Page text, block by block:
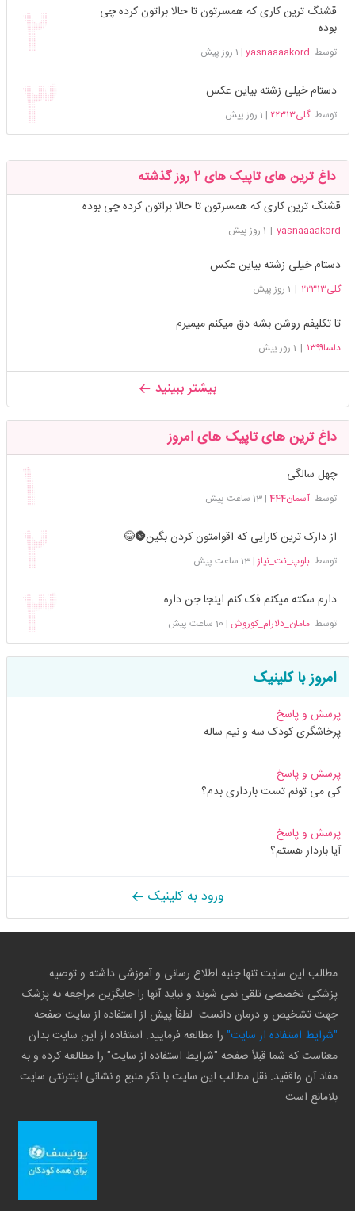
قشنگ ترین کاری که همسرتون تا حالا براتون کرده چی
بوده
توسط yasnaaaakord
| 1 روز پیش
دستام خیلی زشته بیاین عکس
توسطگلی۲۲۳۱۳ | 1 روز پیش
داغ ترین های تاپیک های 2 روز گذشته
قشنگ ترین کاری که همسرتون تا حالا براتون کرده چی بوده
yasnaaaakord
| 1 روز پیش
دستام خیلی زشته بیاین عکس
گلی۲۲۳۱۳ | 1 روز پیش
تا تکلیفم روشن بشه دق میکنم میمیرم
دلسا۱۳۹۹ | 1 روز پیش
بیشتر ببینید
داغ ترین های تاپیک های امروز
چهل سالگی
توسطآسمان444 |13 ساعت پیش
از دارک ترین کارایی که اقوامتون کردن بگین🌚😂
توسطبلوپ_نت_نیاز |13 ساعت پیش
دارم سکته میکنم فک کنم اینجا جن داره
توسطمامان_دلارام_کوروش | 10 ساعت پیش
امروز با کلینیک
پرسش و پاسخ
پرخاشگری کودک سه و نیم ساله
پرسش و پاسخ
کی می تونم تست بارداری بدم؟
پرسش و پاسخ
آیا باردار هستم؟
ورود به کلینیک
مطالب این سایت تنها جنبه اطلاع رسانی و آموزشی داشته و توصیه
پزشکی تخصصی تلقی نمی شوند و نباید آنها را جایگزین مراجعه به پزشک
جهت تشخیص و درمان دانست. لطفاً پیش از استفاده از سایت صفحه
"شرایط استفاده از سایت" را مطالعه فرمایید. استفاده از این سایت بدان
معناست که شما قبلاً صفحه "شرایط استفاده از سایت" را مطالعه کرده و به
مفاد آن واقفید. نقل مطالب این سایت با ذکر منبع و نشانی اینترنتی سایت
بلامانع است